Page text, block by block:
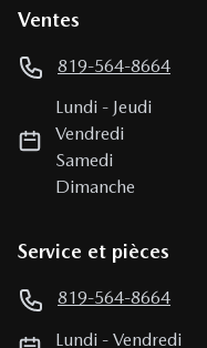
Ventes
819-564-8664
Lundi - Jeudi
Vendredi
Samedi
Dimanche
Service et pièces
819-564-8664
Lundi -Vendredi